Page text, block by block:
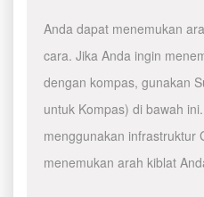
Anda dapat menemukan
cara. Jika Anda ingin
dengan kompas, gunakan
untuk Kompas) di bawah
menggunakan infrastruktur
menemukan arah kiblat